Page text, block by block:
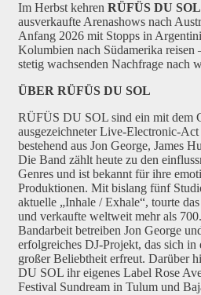
Im Herbst kehren RÜFÜS DU SOL
ausverkaufte Arenashows nach
Anfang 2026 mit Stopps in
Kolumbien nach Südamerika reisen
stetig wachsenden Nachfrage nach
ÜBER RÜFÜS DU SOL
RÜFÜS DU SOL sind ein mit dem
ausgezeichneter Live-Electronic-
bestehend aus Jon George, James
Die Band zählt heute zu den
Genres und ist bekannt für ihre
Produktionen. Mit bislang fünf
aktuelle „Inhale / Exhale“, tourte
und verkaufte weltweit mehr als
Bandarbeit betreiben Jon George
erfolgreiches DJ-Projekt, das sich in
großer Beliebtheit erfreut. Darüber
DU SOL ihr eigenes Label Rose
Festival Sundream in Tulum und